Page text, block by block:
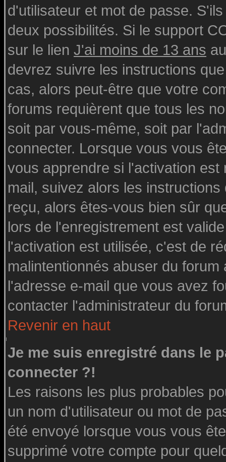
d'utilisateur et mot de passe.
deux possibilités. Si le support
sur le lien J'ai moins de 13 ans
devrez suivre les instructions
cas, alors peut-être que votre
forums requièrent que tous les
soit par vous-même, soit par
connecter. Lorsque vous vous
vous apprendre si l'activation
mail, suivez alors les
reçu, alors êtes-vous bien sûr
lors de l'enregistrement est
l'activation est utilisée, c'est de
malintentionnés abuser du
l'adresse e-mail que vous avez
contacter l'administrateur du
Revenir en haut
Je me suis enregistré dans le
connecter ?!
Les raisons les plus probables
un nom d'utilisateur ou mot de
été envoyé lorsque vous vous
supprimé votre compte pour